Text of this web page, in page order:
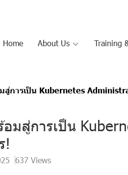
Home About Us Training
สู่การเป็น Kubernetes
อมสู่การเป็น
!
637 Views